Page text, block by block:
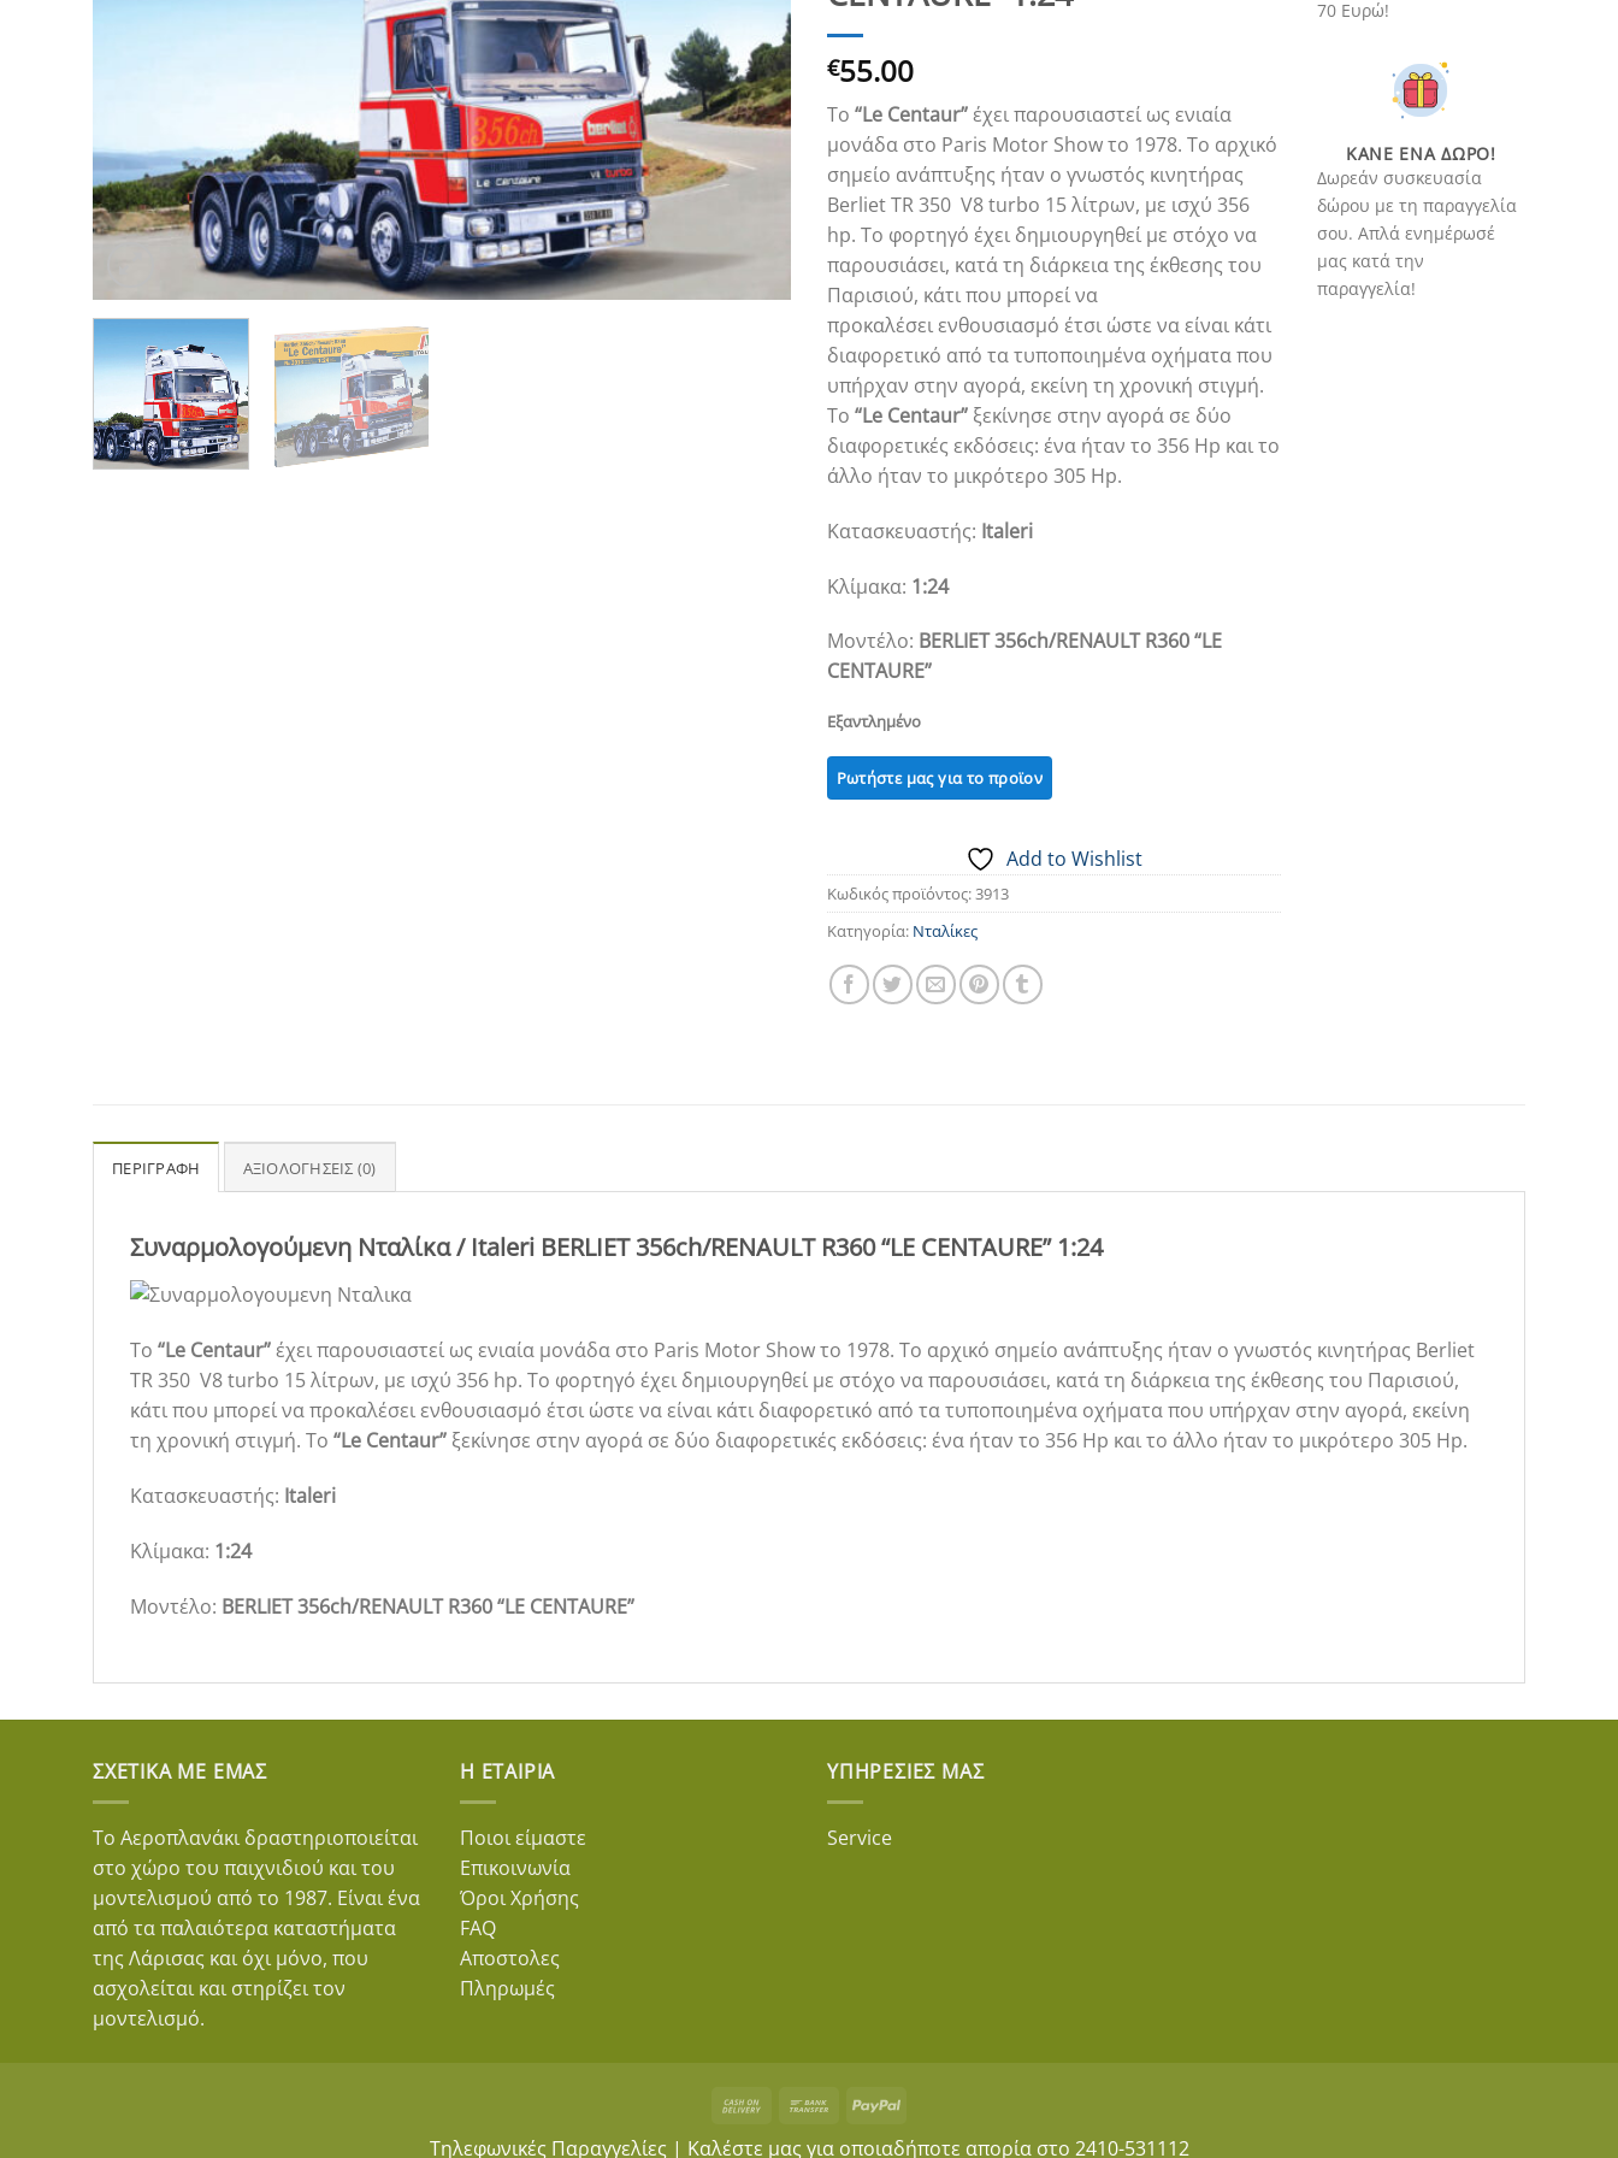
€55.00
Το “Le Centaur”έχει παρουσιαστεί ως ενιαία
μονάδα στο Paris Motor Show το 1978. Το αρχικό
σημείο ανάπτυξης ήταν ο γνωστός κινητήρας
Berliet TR 350 V8 turbo 15 λίτρων, με ισχύ 356
hp. Το φορτηγό έχει δημιουργηθεί με στόχο να
παρουσιάσει, κατά τη διάρκεια της έκθεσης του
Παρισιού, κάτι που μπορεί να
προκαλέσει ενθουσιασμό έτσι ώστε να είναι κάτι
διαφορετικό από τα τυποποιημένα οχήματα που
υπήρχαν στην αγορά, εκείνη τη χρονική στιγμή.
Το “Le Centaur” ξεκίνησε στην αγορά σε δύο
διαφορετικές εκδόσεις: ένα ήταν το 356 Hp και το
άλλο ήταν το μικρότερο 305 Hp.
Κατασκευαστής: Italeri
Κλίμακα: 1:24
Μοντέλο: BERLIET 356ch/RENAULT R360 “LE
CENTAURE”
Εξαντλημένο
Add to Wishlist
Κωδικός προϊόντος:3913
Κατηγορία: Νταλίκες
70 Ευρώ!
ΚΆΝΕ ΈΝΑ ΔΏΡΟ!
Δωρεάν συσκευασία
δώρου με τη παραγγελία
σου. Απλά ενημέρωσέ
μας κατά την
παραγγελία!
ΠΕΡΙΓΡΑΦΉ ΑΞΙΟΛΟΓΉΣΕΙΣ (0)
Συναρμολογούμενη Νταλίκα / Italeri BERLIET 356ch/RENAULT R360 “LE CENTAURE” 1:24
Το “Le Centaur”έχει παρουσιαστεί ως ενιαία μονάδα στο Paris Motor Show το 1978. Το αρχικό σημείο ανάπτυξης ήταν ο γνωστός κινητήρας Berliet
TR 350 V8 turbo 15 λίτρων, με ισχύ 356 hp. Το φορτηγό έχει δημιουργηθεί με στόχο να παρουσιάσει, κατά τη διάρκεια της έκθεσης του Παρισιού,
κάτι που μπορεί να προκαλέσει ενθουσιασμό έτσι ώστε να είναι κάτι διαφορετικό από τα τυποποιημένα οχήματα που υπήρχαν στην αγορά, εκείνη
τη χρονική στιγμή. Το “Le Centaur” ξεκίνησε στην αγορά σε δύο διαφορετικές εκδόσεις: ένα ήταν το 356 Hp και το άλλο ήταν το μικρότερο 305 Hp.
Κατασκευαστής: Italeri
Κλίμακα: 1:24
Μοντέλο: BERLIET 356ch/RENAULT R360 “LE CENTAURE”
ΣΧΕΤΙΚΆ ΜΕ ΕΜΆΣ
Το Αεροπλανάκι δραστηριοποιείται
στο χώρο του παιχνιδιού και του
μοντελισμού από το 1987. Είναι ένα
από τα παλαιότερα καταστήματα
της Λάρισας και όχι μόνο, που
ασχολείται και στηρίζει τον
μοντελισμό.
Η ΕΤΑΙΡΊΑ
Ποιοι είμαστε
Επικοινωνία
Όροι Χρήσης
FAQ
Αποστολες
Πληρωμές
ΥΠΗΡΕΣΊΕΣ ΜΑΣ
Service
Cash
Bank
PayPal
Τηλεφωνικές Παραγγελίες | Καλέστε μας για οποιαδήποτε απορία στο 2410-531112